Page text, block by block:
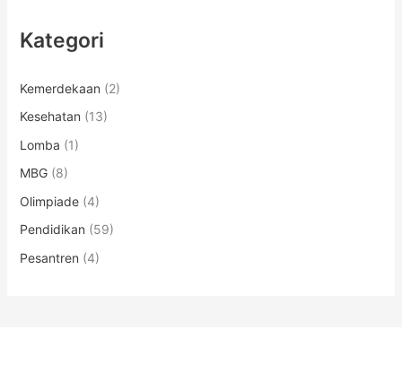
Kategori
Kemerdekaan (2)
Kesehatan (13)
Lomba (1)
MBG(8)
Olimpiade(4)
Pendidikan (59)
Pesantren (4)